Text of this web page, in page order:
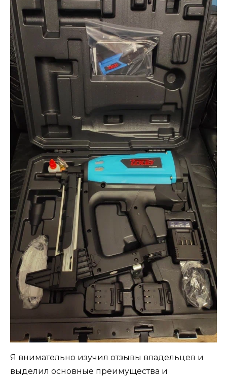
Я внимательно изучил отзывы владельцев и
выделил основные преимущества и